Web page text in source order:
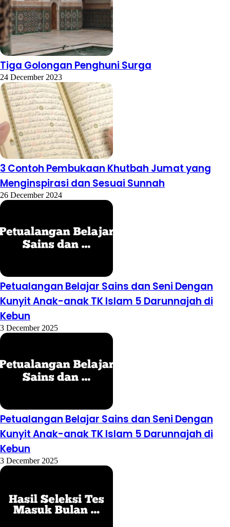
Tiga Golongan Penghuni Surga
24 December 2023
3 Contoh Pembukaan Khutbah Jumat yang
Menginspirasi dan Sesuai Sunnah
26 December 2024
Petualangan Belajar Sains dan Seni Dengan
Kunyit Anak-anak TK Islam 5 Darunnajah di
Kebun
3 December 2025
Petualangan Belajar Sains dan Seni Dengan
Kunyit Anak-anak TK Islam 5 Darunnajah di
Kebun
3 December 2025